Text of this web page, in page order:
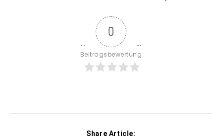
0
Beitragsbewertung
Share Article: